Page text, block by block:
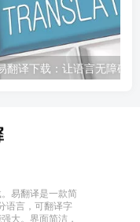
易翻译是一款简
语言，可翻译字
大。界面简洁，